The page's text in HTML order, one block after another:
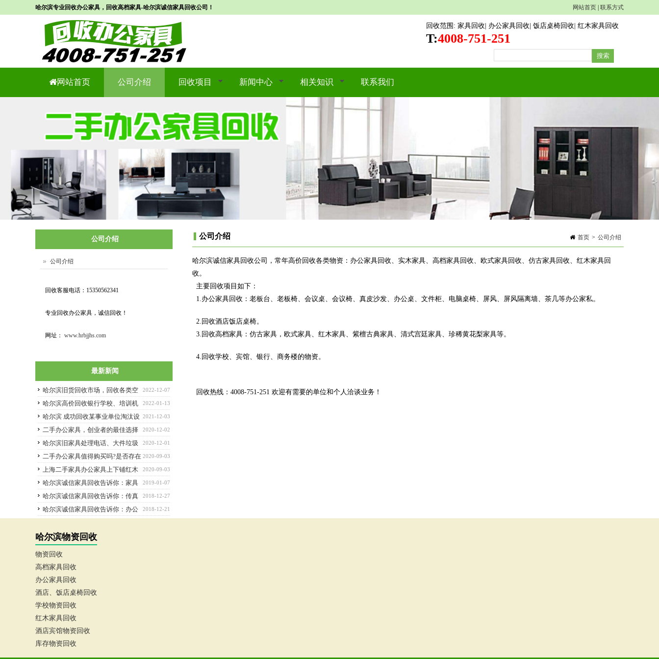
哈尔滨专业回收办公家具，回收高档家具-哈尔滨诚信家具回收公司！ 网站首页 联系方式
回收范围 : 家具回收 办公家具回收 饭店桌椅回收 红木家具回收
T:4008-751-251
网站首页 公司介绍 回收项目 新闻中心 相关知识 联系我们
首页 > 公司介绍
公司介绍
哈尔滨诚信家具回收公司，常年高价回收各类物资：办公家具回收、实木家具、高档家具回收、欧式家具回收、仿古家具回收、红木家具回
收。
主要回收项目如下：
1.办公家具回收：老板台、老板椅、会议桌、会议椅、真皮沙发、办公桌、文件柜、电脑桌椅、屏风、屏风隔离墙、茶几等办公家私。
2.回收酒店饭店桌椅。
3.回收高档家具：仿古家具，欧式家具、红木家具、紫檀古典家具、清式宫廷家具、珍稀黄花梨家具等。
4.回收学校、宾馆、银行、商务楼的物资。
回收热线：4008-751-251 欢迎有需要的单位和个人洽谈业务！
公司介绍
公司介绍
回收客服电话：15350562341
专业回收办公家具，诚信回收！
网址： www.hrbjjhs.com
最新新闻
2022-12-07
哈尔滨旧货回收市场，回收各类空
调，电脑等
2022-01-13
哈尔滨高价回收银行学校、培训机
构设备及物资
2021-12-03
哈尔滨 成功回收某事业单位淘汰设
备一批
2020-12-02
二手办公家具，创业者的最佳选择
(组图)
2020-12-01
哈尔滨旧家具处理电话、大件垃圾
处理预约回收办法
2020-09-03
二手办公家具值得购买吗?是否存在
猫腻?
2020-09-03
上海二手家具办公家具上下铺红木
家具电脑空调
2019-01-07
哈尔滨诚信家具回收告诉你：家具
的分类有哪些
2018-12-27
哈尔滨诚信家具回收告诉你：传真
机的介绍！
2018-12-21
哈尔滨诚信家具回收告诉你：办公
哈尔滨物资回收
物资回收
高档家具回收
办公家具回收
酒店、饭店桌椅回收
学校物资回收
红木家具回收
酒店宾馆物资回收
库存物资回收